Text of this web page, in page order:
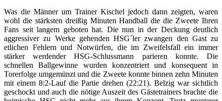
Was die Männer um Trainer Kischel jedoch dann zeigten, waren
wohl die stärksten dreißig Minuten Handball die die Zweete Ihren
Fans seit langem geboten hat. Die nun in der Deckung deutlich
aggressiver zu Werke gehenden HSG´ler zwangen den Gast zu
etlichen Fehlern und Notwürfen, die im Zweifelsfall ein immer
stärker werdender HSG-Schlussmann parieren konnte. Die
schnellen Ballgewinne wurden konzentriert und konsequent in
Torerfolge umgemünzt und die Zweete konnte binnen zehn Minuten
mit einem 8:2-Lauf die Partie drehen (22:21). Belzig war sichtlich
geschockt und auch die nötige Auszeit des Gästetrainers brachte die